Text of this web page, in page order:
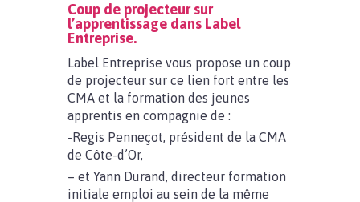
Coup de projecteur sur
l’apprentissage dans Label
Entreprise.
Label Entreprise vous propose un coup
de projecteur sur ce lien fort entre les
CMA et la formation des jeunes
apprentis en compagnie de :
-Regis Penneçot, président de la CMA
de Côte-d’Or,
– et Yann Durand, directeur formation
initiale emploi au sein de la même